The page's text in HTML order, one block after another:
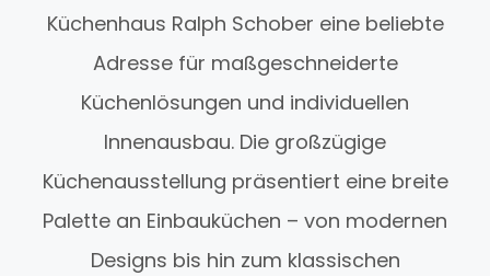
Küchenhaus Ralph Schober eine beliebte
Adresse für maßgeschneiderte
Küchenlösungen und individuellen
Innenausbau. Die großzügige
Küchenausstellung präsentiert eine breite
Palette an Einbauküchen – von modernen
Designs bis hin zum klassischen